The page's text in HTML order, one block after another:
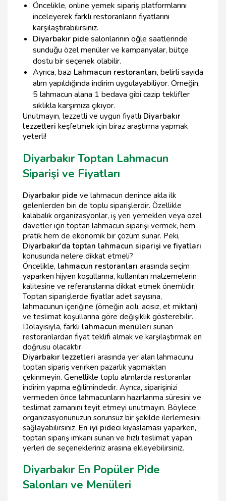
Öncelikle, online yemek sipariş platformlarını
inceleyerek farklı restoranların fiyatlarını
karşılaştırabilirsiniz.
Diyarbakır pidesalonlarının öğle saatlerinde
sunduğu özel menüler ve kampanyalar, bütçe
dostu bir seçenek olabilir.
Ayrıca, bazı Lahmacun restoranları, belirli sayıda
alım yapıldığında indirim uygulayabiliyor. Örneğin,
5 lahmacun alana 1 bedava gibi cazip teklifler
sıklıkla karşımıza çıkıyor.
Unutmayın, lezzetli ve uygun fiyatlı Diyarbakır
lezzetleri keşfetmek için biraz araştırma yapmak
yeterli!
Diyarbakır Toptan Lahmacun
Siparişi ve Fiyatları
Diyarbakır pide ve lahmacun denince akla ilk
gelenlerden biri de toplu siparişlerdir. Özellikle
kalabalık organizasyonlar, iş yeri yemekleri veya özel
davetler için toptan lahmacun siparişi vermek, hem
pratik hem de ekonomik bir çözüm sunar. Peki,
Diyarbakır'da toptan lahmacun siparişi ve fiyatları
konusunda nelere dikkat etmeli?
Öncelikle, lahmacun restoranları arasında seçim
yaparken hijyen koşullarına, kullanılan malzemelerin
kalitesine ve referanslarına dikkat etmek önemlidir.
Toptan siparişlerde fiyatlar adet sayısına,
lahmacunun içeriğine (örneğin acılı, acısız, et miktarı)
ve teslimat koşullarına göre değişiklik gösterebilir.
Dolayısıyla, farklı lahmacun menüleri sunan
restoranlardan fiyat teklifi almak ve karşılaştırmak en
doğrusu olacaktır.
Diyarbakır lezzetleri arasında yer alan lahmacunu
toptan sipariş verirken pazarlık yapmaktan
çekinmeyin. Genellikle toplu alımlarda restoranlar
indirim yapma eğilimindedir. Ayrıca, siparişinizi
vermeden önce lahmacunların hazırlanma süresini ve
teslimat zamanını teyit etmeyi unutmayın. Böylece,
organizasyonunuzun sorunsuz bir şekilde ilerlemesini
sağlayabilirsiniz. En iyi pideci kıyaslaması yaparken,
toptan sipariş imkanı sunan ve hızlı teslimat yapan
yerleri de seçenekleriniz arasına ekleyebilirsiniz.
Diyarbakır En Popüler Pide
Salonları ve Menüleri